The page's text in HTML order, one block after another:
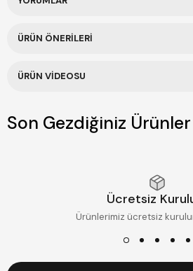
ÜRÜN ÖNERILERI
ÜRÜN VIDEOSU
Son Gezdiğiniz Ürünler
Ücretsiz
Ürünlerimiz ücretsiz